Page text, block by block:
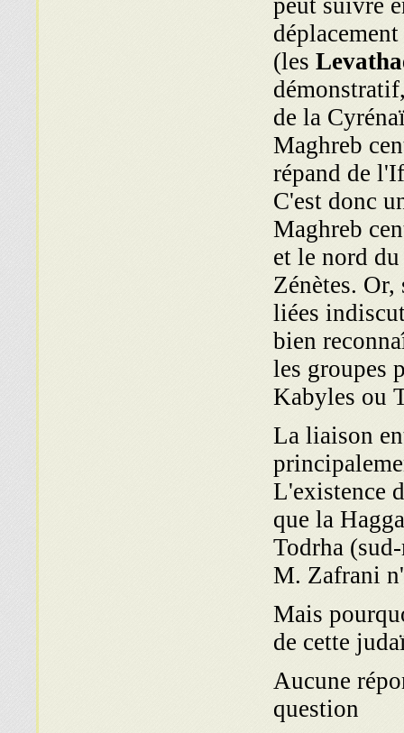
peut suivre
(les
de la
Maghreb
répand de
C'est donc
Maghreb
et le nord
Zénètes.
liées
bien
les groupes
Kabyles ou
La liaison
L'existence
que la
Todrha
M. Zafrani
?Mais
de cette
Aucune
question